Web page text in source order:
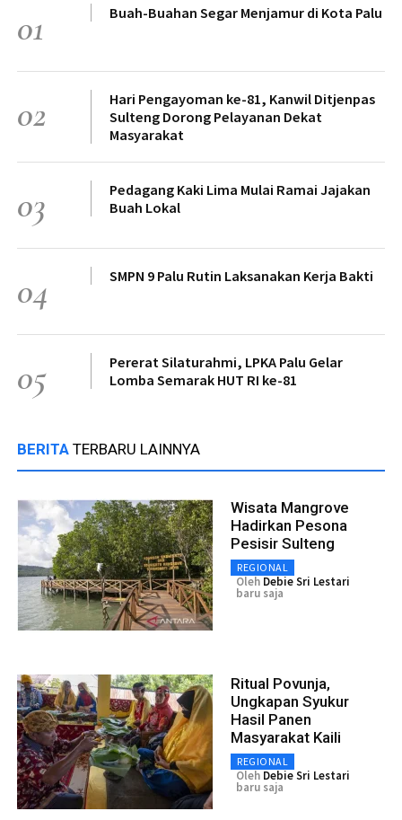
01 Buah-Buahan Segar Menjamur di Kota Palu
02
Hari Pengayoman ke-81, Kanwil Ditjenpas
Sulteng Dorong Pelayanan Dekat
Masyarakat
03
Pedagang Kaki Lima Mulai Ramai Jajakan
Buah Lokal
04 SMPN 9 Palu Rutin Laksanakan Kerja Bakti
05
Pererat Silaturahmi, LPKA Palu Gelar
Lomba Semarak HUT RI ke-81
BERITA TERBARU LAINNYA
Wisata Mangrove
Hadirkan Pesona
Pesisir Sulteng
REGIONAL
Oleh Debie Sri Lestari
baru saja
Ritual Povunja,
Ungkapan Syukur
Hasil Panen
Masyarakat Kaili
REGIONAL
Oleh Debie Sri Lestari
baru saja